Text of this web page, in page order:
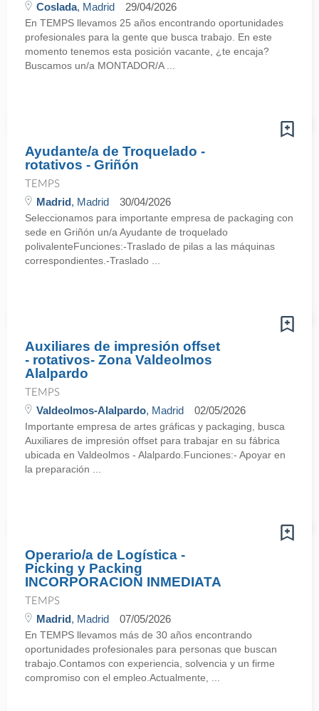
Coslada, Madrid 29/04/2026
En TEMPS llevamos 25 años encontrando oportunidades
profesionales para la gente que busca trabajo. En este
momento tenemos esta posición vacante, ¿te encaja?
Buscamos un/a MONTADOR/A ...
Ayudante/a de Troquelado -
rotativos - Griñón
TEMPS
Madrid, Madrid 30/04/2026
Seleccionamos para importante empresa de packaging con
sede en Griñón un/a Ayudante de troquelado
polivalenteFunciones:-Traslado de pilas a las máquinas
correspondientes.-Traslado ...
Auxiliares de impresión offset
- rotativos- Zona Valdeolmos
Alalpardo
TEMPS
Valdeolmos-Alalpardo, Madrid 02/05/2026
Importante empresa de artes gráficas y packaging, busca
Auxiliares de impresión offset para trabajar en su fábrica
ubicada en Valdeolmos - Alalpardo.Funciones:- Apoyar en
la preparación ...
Operario/a de Logística -
Picking y Packing
INCORPORACION INMEDIATA
TEMPS
Madrid, Madrid 07/05/2026
En TEMPS llevamos más de 30 años encontrando
oportunidades profesionales para personas que buscan
trabajo.Contamos con experiencia, solvencia y un firme
compromiso con el empleo.Actualmente, ...